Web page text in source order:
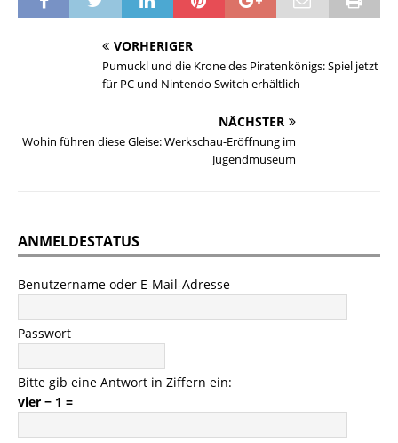
VORHERIGER
Pumuckl und die Krone des Piratenkönigs: Spiel jetzt
für PC und Nintendo Switch erhältlich
NÄCHSTER
Wohin führen diese Gleise: Werkschau-Eröffnung im
Jugendmuseum
ANMELDESTATUS
Benutzername oder E-Mail-Adresse
Passwort
Bitte gib eine Antwort in Ziffern ein:
vier − 1 =